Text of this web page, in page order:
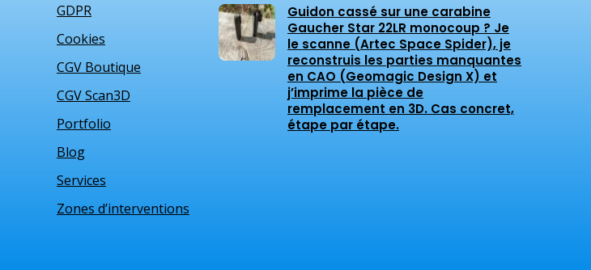
GDPR
Cookies
CGV Boutique
CGV Scan3D
Portfolio
Blog
Services
Zones d’interventions
Guidon cassé sur une carabine
Gaucher Star 22LR monocoup ? Je
le scanne (Artec Space Spider), je
reconstruis les parties manquantes
en CAO (Geomagic Design X) et
j’imprime la pièce de
remplacement en 3D. Cas concret,
étape par étape.